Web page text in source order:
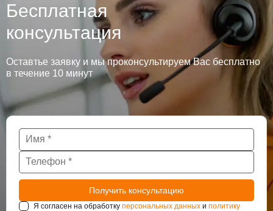
Бесплатная
консультация
Оставтье заявку и мы проконсультируем Вас бесплатно
в течение 10 минут
Я согласен на обработку персональных данных и политику